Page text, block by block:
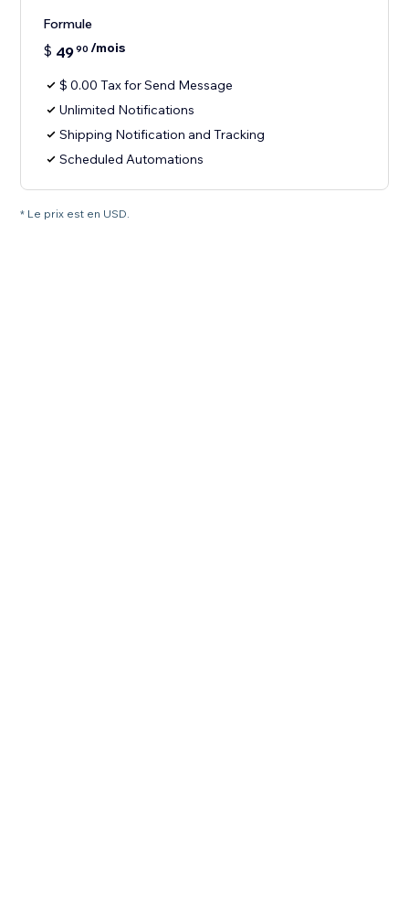
Formule
$ 4990 /mois
$ 0.00 Tax for Send Message
Unlimited Notifications
Shipping Notification and Tracking
Scheduled Automations
* Le prix est en USD.